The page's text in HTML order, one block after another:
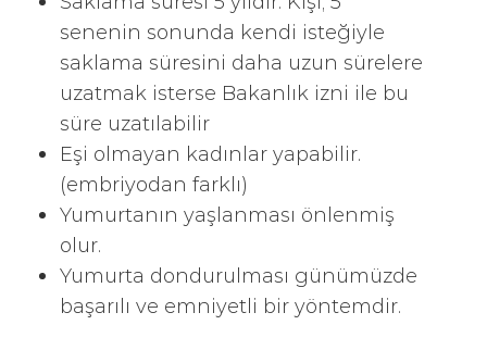
senenin sonunda kendi isteğiyle
saklama süresini daha uzun sürelere
uzatmak isterse Bakanlık izni ile bu
süre uzatılabilir
Eşi olmayan kadınlar yapabilir.
(embriyodan farklı)
Yumurtanın yaşlanması önlenmiş
olur.
Yumurta dondurulması günümüzde
başarılı ve emniyetli bir yöntemdir.